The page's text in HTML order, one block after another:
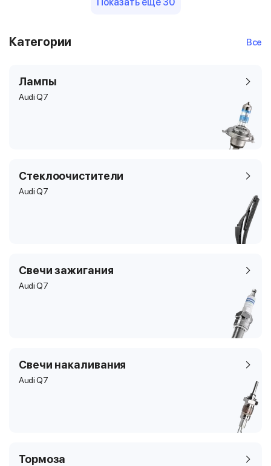
Категории Все
Лампы
Audi Q7
Стеклоочистители
Audi Q7
Свечи зажигания
Audi Q7
Свечи накаливания
Audi Q7
Тормоза